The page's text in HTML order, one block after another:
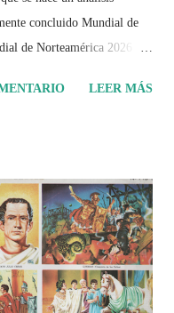
concluido Mundial de
de Norteamérica 2026 ha
inspiradas en la
de Pancracio Deportivo no
perdió. Busca responder si
en la forma de entender el
la comercialización y
sociedades . Son 230
LEER MÁS